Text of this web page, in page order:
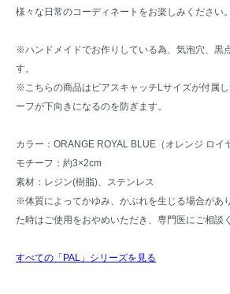
様々な日常のコーディネートをお楽しみください。
※ハンドメイドでお作りしている為、気泡穴、黒
す。
※こちらの商品はピアスキャッチLサイズが付属
ーフが下向きになるのを防ぎます。
カラー：ORANGE ROYAL BLUE（オレンジ ロイ
モチーフ：約3×2cm
素材：レジン(樹脂)、ステンレス
※体質によってかゆみ、かぶれを生じる場合があ
た時はご使用をおやめいただき、専門医にご相談
すべての「PAL」シリーズを見る